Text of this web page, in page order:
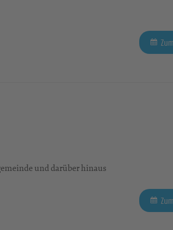
und darüber hinaus